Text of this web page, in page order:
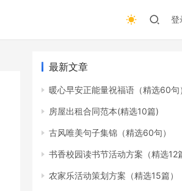
登
最新文章
暖心早安正能量祝福语（精选60句
房屋出租合同范本(精选10篇)
古风唯美句子集锦（精选60句）
书香校园读书节活动方案（精选12
农家乐活动策划方案（精选15篇）